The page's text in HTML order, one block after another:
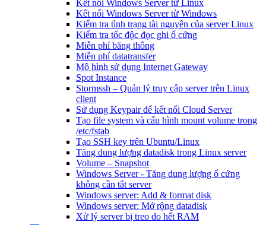
Kết nối Windows Server từ Linux
Kết nối Windows Server từ Windows
Kiểm tra tình trạng tài nguyên của server Linux
Kiểm tra tốc độc đọc ghi ổ cứng
Miễn phí băng thông
Miễn phí datatransfer
Mô hình sử dụng Internet Gateway
Spot Instance
Stormssh – Quản lý truy cập server trên Linux
client
Sử dụng Keypair để kết nối Cloud Server
Tạo file system và cấu hình mount volume trong
/etc/fstab
Tạo SSH key trên Ubuntu/Linux
Tăng dung lượng datadisk trong Linux server
Volume – Snapshot
Windows Server - Tăng dung lượng ổ cứng
không cần tắt server
Windows server: Add & format disk
Windows server: Mở rộng datadisk
Xử lý server bị treo do hết RAM